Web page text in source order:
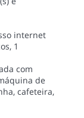
internet
1
com
de
cafeteira,